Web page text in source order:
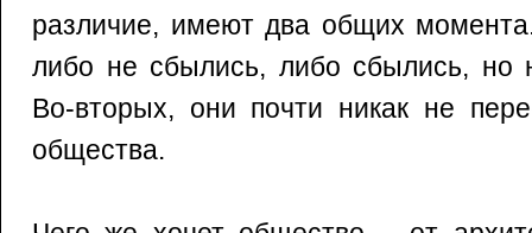
различие, имеют два общих
либо не сбылись, либо сбылись, но
Во‑вторых, они почти никак не
общества.